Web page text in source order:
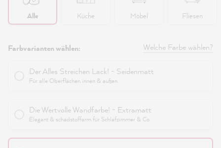
Alle Küche Möbel Fliesen
Farbvarianten wählen: Welche Farbe wählen?
Der Alles Streichen Lack! - Seidenmatt
Für alle Oberflächen innen & außen
Die Wertvolle Wandfarbe! - Extramatt
Elegant & schadstoffarm für Schlafzimmer & Co.